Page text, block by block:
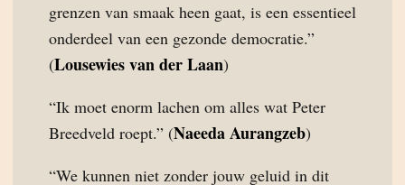
grenzen van smaak heen gaat, is een essentieel
onderdeel van een gezonde democratie.”
(Lousewies van der Laan)
“Ik moet enorm lachen om alles wat Peter
Breedveld roept.” (Naeeda Aurangzeb)
“We kunnen niet zonder jouw geluid in dit